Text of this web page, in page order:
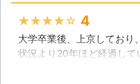
★★★★★ 4
大学卒業後、上京しており
状況より20年ほど経過して
なっていました。実家で